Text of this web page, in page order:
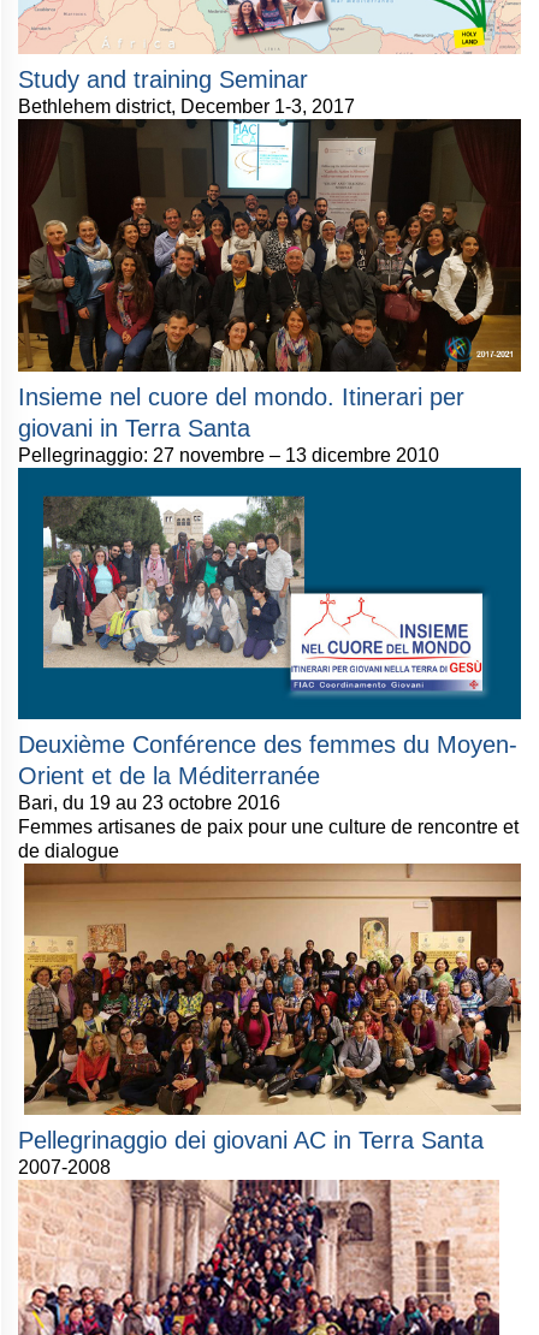
Study and training Seminar
Bethlehem district, December 1-3, 2017
Insieme nel cuore del mondo. Itinerari per
giovani in Terra Santa
Pellegrinaggio: 27 novembre – 13 dicembre 2010
Deuxième Conférence des femmes du Moyen-
Orient et de la Méditerranée
Bari, du 19 au 23 octobre 2016
Femmes artisanes de paix pour une culture de rencontre et
de dialogue
Pellegrinaggio dei giovani AC in Terra Santa
2007-2008